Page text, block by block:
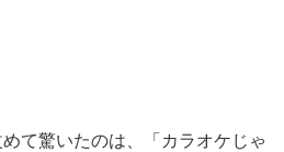
て驚いたのは、「カラオケじゃ